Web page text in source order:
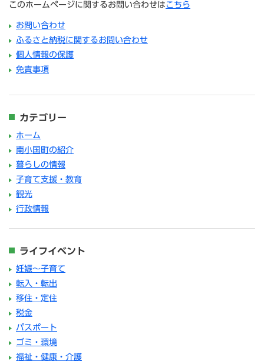
このホームページに関するお問い合わせは こちら
お問い合わせ
ふるさと納税に関するお問い合わせ
個人情報の保護
免責事項
カテゴリー
ホーム
南小国町の紹介
暮らしの情報
子育て支援・教育
観光
行政情報
ライフイベント
妊娠～子育て
転入・転出
移住・定住
税金
パスポート
ゴミ・環境
福祉・健康・介護